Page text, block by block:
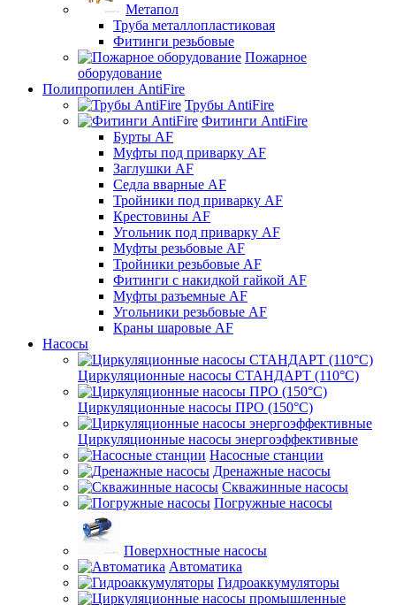
Метапол
Труба металлопластиковая
Фитинги резьбовые
Пожарное
оборудование
Полипропилен AntiFire
Трубы AntiFire
Фитинги AntiFire
Бурты AF
Муфты под приварку AF
Заглушки AF
Седла вварные AF
Тройники под приварку AF
Крестовины AF
Угольник под приварку AF
Муфты резьбовые AF
Тройники резьбовые AF
Фитинги с накидкой гайкой AF
Муфты разъемные AF
Угольники резьбовые AF
Краны шаровые AF
Насосы
Циркуляционные насосы СТАНДАРТ (110°C)
Циркуляционные насосы ПРО (150°C)
Циркуляционные насосы энергоэффективные
Насосные станции
Дренажные насосы
Скважинные насосы
Погружные насосы
Поверхностные насосы
Автоматика
Гидроаккумуляторы